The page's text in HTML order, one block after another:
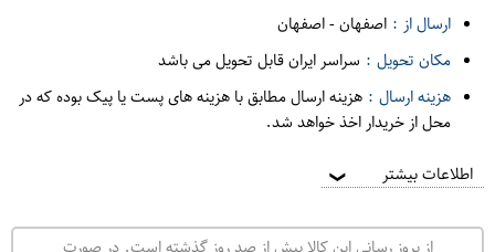
ارسال از : اصفهان-اصفهان
مکان تحویل : سراسر ایران قابل تحویل می باشد
هزینه ارسال : هزینه ارسال مطابق با هزینه های پست یا پیک بوده که در
محل از خریدار اخذ خواهد شد.
اطلاعات بیشتر ❯